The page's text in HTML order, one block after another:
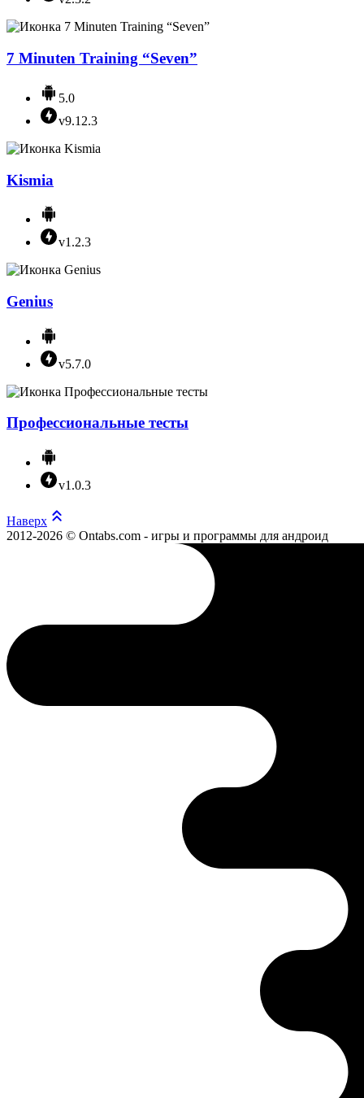
7 Minuten Training “Seven”
5.0
v9.12.3
Kismia
v1.2.3
Genius
v5.7.0
Профессиональные тесты
v1.0.3
Наверх
2012-2026 © Ontabs.com - игры и программы для андроид